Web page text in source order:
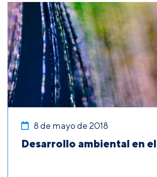
8 de mayo de 2018
Desarrollo ambiental en